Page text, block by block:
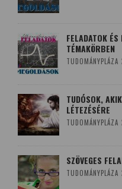
FELADATOK
TÉMAKÖRBEN
TUDOMÁNYPLÁZA
TUDÓSOK,
LÉTEZÉSÉRE
TUDOMÁNYPLÁZA
SZÖVEGES
TUDOMÁNYPLÁZA